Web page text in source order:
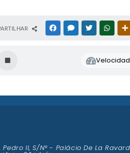
FACEBOOKMESSENGER
TWITTER
Pedro II, S/N° - Palácio De La